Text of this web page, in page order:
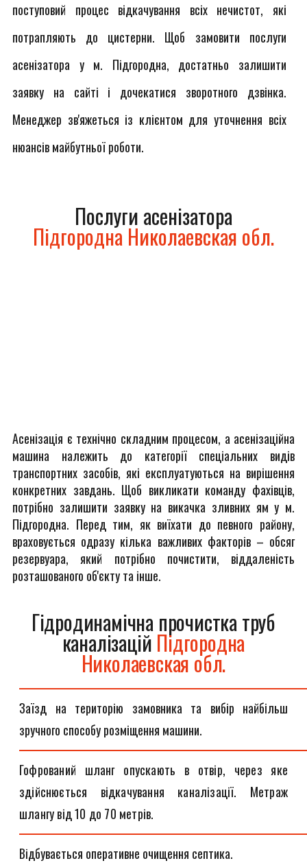
поступовий процес відкачування всіх нечистот, які
потрапляють до цистерни. Щоб замовити послуги
асенізатора у м. Підгородна, достатньо залишити
заявку на сайті і дочекатися зворотного дзвінка.
Менеджер зв'яжеться із клієнтом для уточнення всіх
нюансів майбутньої роботи.
Послуги асенізатора
Підгородна Николаевская обл.
Асенізація є технічно складним процесом, а асенізаційна
машина належить до категорії спеціальних видів
транспортних засобів, які експлуатуються на вирішення
конкретних завдань. Щоб викликати команду фахівців,
потрібно залишити заявку на викачка зливних ям у м.
Підгородна. Перед тим, як виїхати до певного району,
враховується одразу кілька важливих факторів – обсяг
резервуара, який потрібно почистити, віддаленість
розташованого об'єкту та інше.
Гідродинамічна прочистка труб
каналізацій Підгородна
Николаевская обл.
Заїзд на територію замовника та вибір найбільш
зручного способу розміщення машини.
Гофрований шланг опускають в отвір, через яке
здійснюється відкачування каналізації. Метраж
шлангу від 10 до 70 метрів.
Відбувається оперативне очищення септика.